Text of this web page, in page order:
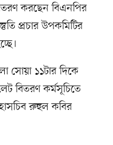
করছেন বিএনপির
প্রচার উপকমিটির
সোয়া ১১টার দিকে
বিতরণ কর্মসূচিতে
রুহুল কবির